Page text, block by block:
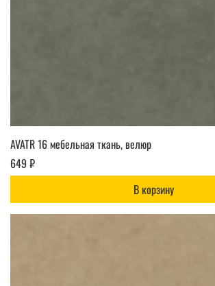
AVATR 16 мебельная ткань, велюр
649 ₽
В корзину